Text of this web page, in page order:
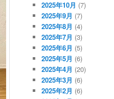
2025年10月 (7)
2025年9月 (7)
2025年8月 (4)
2025年7月 (3)
2025年6月 (5)
2025年5月 (6)
2025年4月 (20)
2025年3月 (6)
2025年2月 (6)